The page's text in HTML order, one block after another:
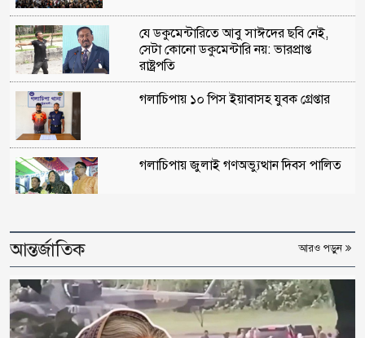
যে ডকুমেন্টারিতে আবু সাঈদের ছবি নেই,
সেটা কোনো ডকুমেন্টারি নয়: ভারপ্রাপ্ত
রাষ্ট্রপতি
গলাচিপায় ১০ পিস ইয়াবাসহ যুবক গ্রেপ্তার
গলাচিপায় জুলাই গণঅভ্যুত্থান দিবস পালিত
শরণখোলায় জুলাই গণঅভ্যুত্থান দিবস
উপলক্ষে আলোচনা সভা ও সংবর্ধনা
৪০০ কোটি টাকা আত্মসাৎ, মাদারগঞ্জ
জামায়াতের সাবেক আমির গ্রেপ্তার
আন্তর্জাতিক আরও পড়ুন